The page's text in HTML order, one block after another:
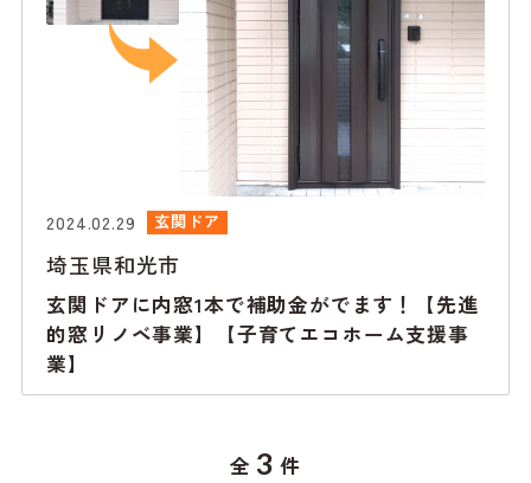
2024.02.29 玄関ドア
埼玉県和光市
玄関ドアに内窓1本で補助金がでます！【先進
的窓リノベ事業】【子育てエコホーム支援事
業】
全 3 件